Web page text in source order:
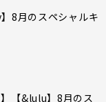
8月のスペシャルキ
】【&lulu】8月のス